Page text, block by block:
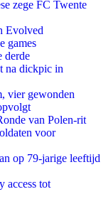
zege FC Twente
Evolved
games
derde
na dickpic in
vier gewonden
van Polen-rit
voor
op 79-jarige leeftijd
access tot